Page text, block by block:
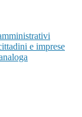
e imprese